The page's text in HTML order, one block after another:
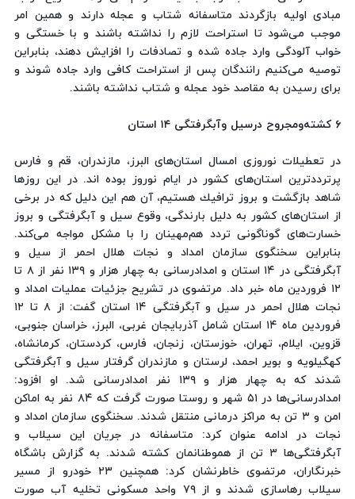
مبادی اولیه بازگردند متاسفانه شتاب و عجله دارند و همین امر
موجب می‌شود تا استراحت لازم را نداشته باشند و با خستگی و
خواب آلودگی وارد جاده شده و تصادفات را افزایش دهند، بنابراین
توصیه می‌كنیم رانندگان پس از استراحت كافی وارد جاده شوند و
برای رسیدن به مقاصد خود عجله و شتاب نداشته باشند.
۶ كشته‌ومجروح درسیل وآبگرفتگی ۱۴ استان
در تعطیلات نوروزی امسال استان‌های البرز، مازندران، قم و فارس
پرترددترین استان‌های كشور در ایام نوروز بوده اند. در این روزها
شاهد بازگشت و بروز ترافیك هستیم، آن هم این دلیل كه در برخی
از استان‌های كشور به دلیل بارندگی، وقوع سیل و آبگرفتگی و بروز
خسارت‌های گوناگونی تردد هم‌مهینان را با مشكل مواجه می‌كند.
بنابراین سخنگوی سازمان امداد و نجات هلال احمر از سیل و
آبگرفتگی در ۱۴ استان و امدادرسانی به چهار هزار و ۱۳۹ نفر از ۸ تا
۱۲ فروردین ماه خبر داد. مرتضوی در تشریح جزئیات عملیات امداد و
نجات هلال احمر در سیل و آبگرفتگی ۱۴ استان گفت: از ۸ تا ۱۲
فروردین ماه ۱۴ استان شامل آذربایجان غربی، البرز، خراسان جنوبی،
قزوین، ایلام، تهران، خوزستان، زنجان، فارس، كردستان، كرمانشاه،
كهگیلویه و بویر احمد، لرستان و مازندران گرفتار سیل و آبگرفتگی
شدند كه به چهار هزار و ۱۳۹ نفر امدادرسانی شد. او افزود:
امدادرسانی‌ها در ۵۱ شهر و روستا صورت گرفت كه ۸۴ نفر به اماكن
امن و ۳ تن به مراكز درمانی منتقل شدند. سخنگوی سازمان امداد و
نجات در ادامه عنوان كرد: متاسفانه در جریان این سیلاب و
آبگرفتگی‌ها ۳ تن از هموطنانمان كشته شدند. به گزارش باشگاه
خبرنگاران، ‌مرتضوی خاطرنشان كرد: همچنین ۲۳ خودرو از مسیر
سیلاب رهاسازی شدند و از ۷۹ واحد مسكونی تخلیه آب صورت